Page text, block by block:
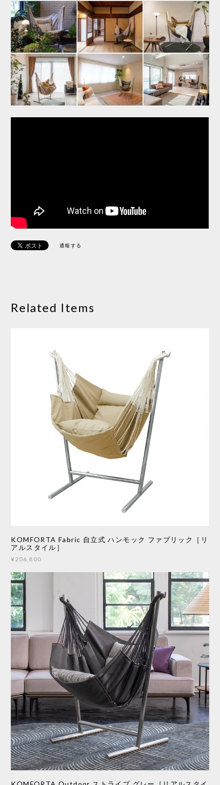
通報する
Related Items
KOMFORTA Fabric 自立式 ハンモック ファブリック［リ
アルスタイル］
¥206,800